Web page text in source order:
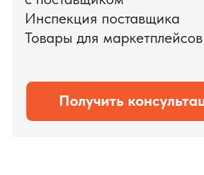
Оставить заявку